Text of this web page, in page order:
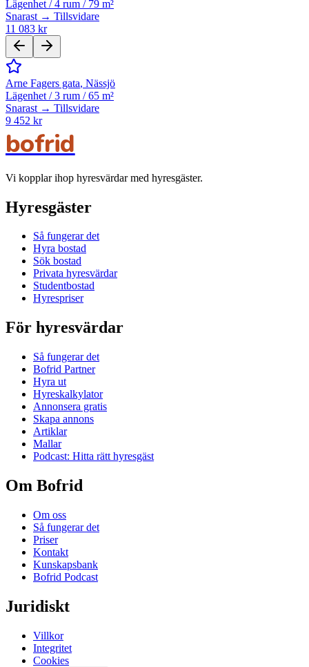
Lägenhet /4 rum / 79 m²
Snarast → Tillsvidare
11 083 kr
Arne Fagers gata, Nässjö
Lägenhet /3 rum /65 m²
Snarast → Tillsvidare
9 452 kr
bofrid
Vi kopplar ihop hyresvärdar med hyresgäster.
Hyresgäster
Så fungerar det
Hyra bostad
Sök bostad
Privata hyresvärdar
Studentbostad
Hyrespriser
För hyresvärdar
Så fungerar det
Bofrid Partner
Hyra ut
Hyreskalkylator
Annonsera gratis
Skapa annons
Artiklar
Mallar
Podcast: Hitta rätt hyresgäst
Om Bofrid
Om oss
Så fungerar det
Priser
Kontakt
Kunskapsbank
Bofrid Podcast
Juridiskt
Villkor
Integritet
Cookies